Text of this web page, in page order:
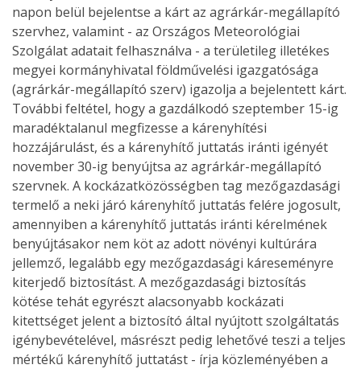
napon belül bejelentse a kárt az agrárkár-megállapító
szervhez, valamint - az Országos Meteorológiai
Szolgálat adatait felhasználva - a területileg illetékes
megyei kormányhivatal földművelési igazgatósága
(agrárkár-megállapító szerv) igazolja a bejelentett kárt.
További feltétel, hogy a gazdálkodó szeptember 15-ig
maradéktalanul megfizesse a kárenyhítési
hozzájárulást, és a kárenyhítő juttatás iránti igényét
november 30-ig benyújtsa az agrárkár-megállapító
szervnek. A kockázatközösségben tag mezőgazdasági
termelő a neki járó kárenyhítő juttatás felére jogosult,
amennyiben a kárenyhítő juttatás iránti kérelmének
benyújtásakor nem köt az adott növényi kultúrára
jellemző, legalább egy mezőgazdasági káreseményre
kiterjedő biztosítást. A mezőgazdasági biztosítás
kötése tehát egyrészt alacsonyabb kockázati
kitettséget jelent a biztosító által nyújtott szolgáltatás
igénybevételével, másrészt pedig lehetővé teszi a teljes
mértékű kárenyhítő juttatást - írja közleményében a